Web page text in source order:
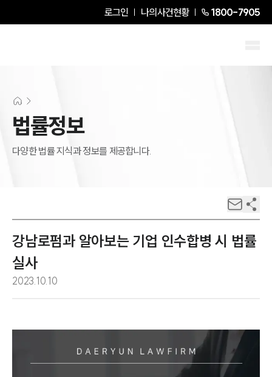
로그인 나의사건현황 1800-7905
법률정보
다양한 법률 지식과 정보를 제공합니다.
강남로펌과 알아보는 기업 인수합병 시 법률
실사
2023.10.10